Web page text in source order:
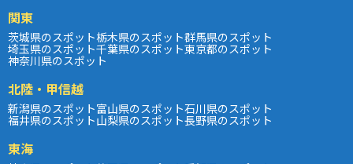
関東
茨城県のスポット栃木県のスポット群馬県のスポット
埼玉県のスポット千葉県のスポット東京都のスポット
神奈川県のスポット
北陸・甲信越
新潟県のスポット富山県のスポット石川県のスポット
福井県のスポット山梨県のスポット長野県のスポット
東海